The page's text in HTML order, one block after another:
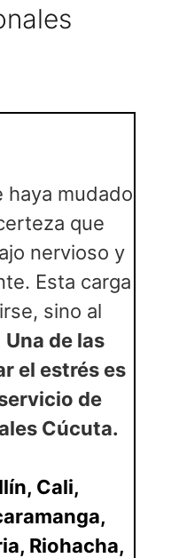
haya mudado
que
nervioso y
Esta carga
sino al
Una de las
el estrés es
de
Cúcuta.
, Cali,
,
, Riohacha,